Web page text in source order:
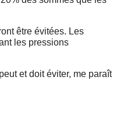
être évitées. Les
les pressions
et doit éviter, me paraît